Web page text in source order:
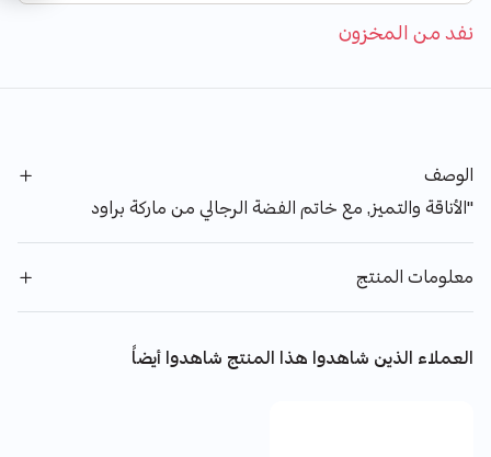
نفد من المخزون
الوصف
"الأناقة والتميز, مع خاتم الفضة الرجالي من ماركة براود
معلومات المنتج
العملاء الذين شاهدوا هذا المنتج شاهدوا أيضاً